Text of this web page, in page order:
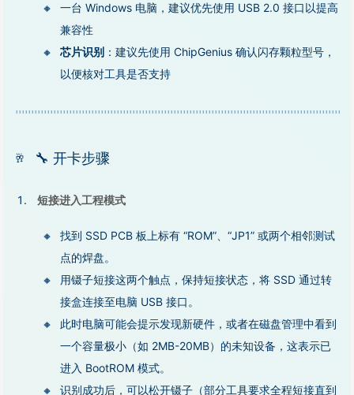
一台 Windows 电脑，建议优先使用 USB 2.0 接口以提高
兼容性
芯片识别 ：建议先使用 ChipGenius 确认闪存颗粒型号，
以便核对工具是否支持
🔧 开卡步骤
短接进入工程模式
找到 SSD PCB 板上标有 “ROM”、“JP1” 或两个相邻测试
点的焊盘。
用镊子短接这两个触点，保持短接状态，将 SSD 通过转
接盒连接至电脑 USB 接口。
此时电脑可能会提示发现新硬件，或者在磁盘管理中看到
一个容量极小（如 2MB-20MB）的未知设备，这表示已
进入 BootROM 模式。
识别成功后，可以松开镊子（部分工具要求全程短接直到